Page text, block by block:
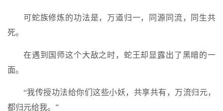
可蛇族修炼的功法是，万道归一，同源同流，同生共
死。
在遇到国师这个大敌之时，蛇王却显露出了黑暗的一
面。
“我传授功法给你们这些小妖，共享共有，万流归元，
都归元给我。”